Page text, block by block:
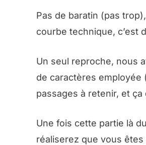
Pas de baratin (pas
courbe technique, c’est
Un seul reproche, nous
de caractères employée
passages à retenir, et ça
Une fois cette partie là
réaliserez que vous